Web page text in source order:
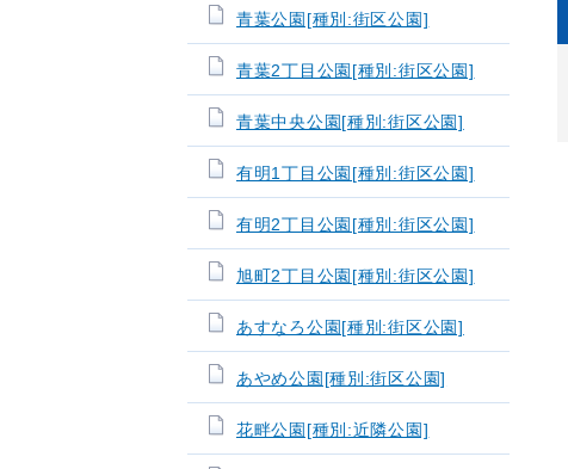
青葉公園[種別:街区公園]
青葉2丁目公園[種別:街区公園]
青葉中央公園[種別:街区公園]
有明1丁目公園[種別:街区公園]
有明2丁目公園[種別:街区公園]
旭町2丁目公園[種別:街区公園]
あすなろ公園[種別:街区公園]
あやめ公園[種別:街区公園]
花畔公園[種別:近隣公園]